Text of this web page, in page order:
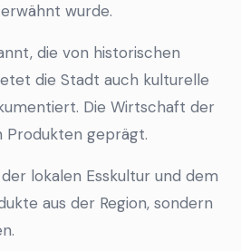
wurde.
die von historischen
die Stadt auch kulturelle
Die Wirtschaft der
Produkten geprägt.
lokalen Esskultur und dem
aus der Region, sondern